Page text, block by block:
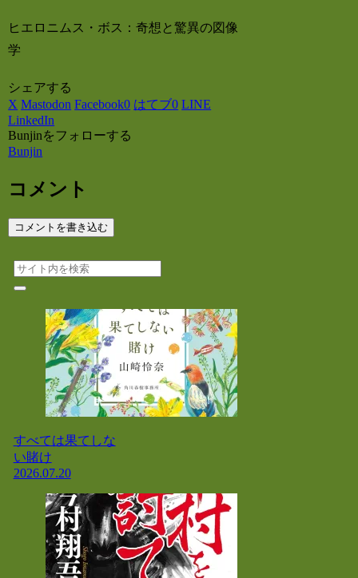
ヒエロニムス・ボス：奇想と驚異の図像
学
シェアする
X Mastodon Facebook0 はてブ0 LINE
LinkedIn
Bunjinをフォローする
Bunjin
コメント
コメントを書き込む
すべては果てしな
い賭け
2026.07.20